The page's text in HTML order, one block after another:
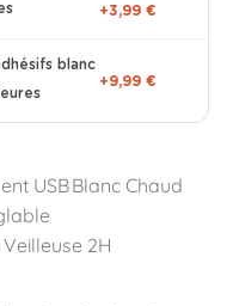
+3,99 €
blanc
+9,99 €
USBBlanc Chaud
Veilleuse 2H